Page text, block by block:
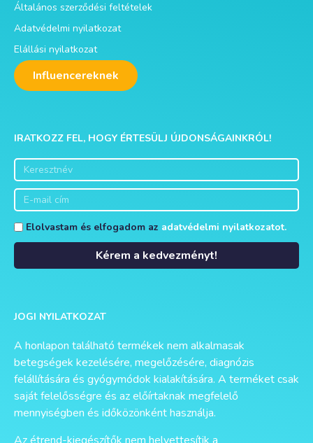
Általános szerződési feltételek
Adatvédelmi nyilatkozat
Elállási nyilatkozat
Influencereknek
IRATKOZZ FEL, HOGY ÉRTESÜLJ ÚJDONSÁGAINKRÓL!
Elolvastam és elfogadom az adatvédelmi nyilatkozatot.
Kérem a kedvezményt!
JOGI NYILATKOZAT
A honlapon található termékek nem alkalmasak
betegségek kezelésére, megelőzésére, diagnózis
felállítására és gyógymódok kialakítására. A terméket csak
saját felelősségre és az előírtaknak megfelelő
mennyiségben és időközönként használja.